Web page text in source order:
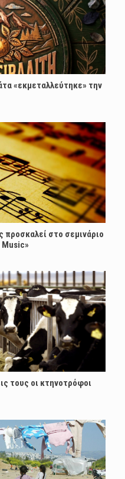
«εκμεταλλεύτηκε» την
προσκαλεί στο σεμινάριο
τους οι κτηνοτρόφοι